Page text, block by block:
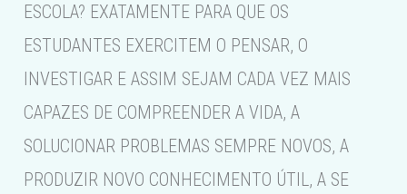
ESCOLA? EXATAMENTE PARA QUE OS
ESTUDANTES EXERCITEM O PENSAR, O
INVESTIGAR E ASSIM SEJAM CADA VEZ MAIS
CAPAZES DE COMPREENDER A VIDA, A
SOLUCIONAR PROBLEMAS SEMPRE NOVOS, A
PRODUZIR NOVO CONHECIMENTO ÚTIL, A SE